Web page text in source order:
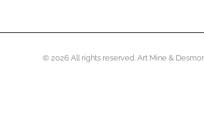
© 2026 All rights reserved. Art Mine &